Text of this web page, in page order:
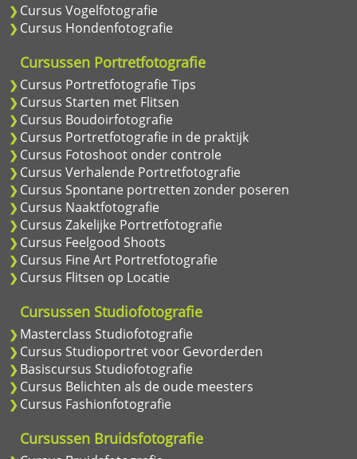
Cursus Vogelfotografie
Cursus Hondenfotografie
Cursussen Portretfotografie
Cursus Portretfotografie Tips
Cursus Starten met Flitsen
Cursus Boudoirfotografie
Cursus Portretfotografie in de praktijk
Cursus Fotoshoot onder controle
Cursus Verhalende Portretfotografie
Cursus Spontane portretten zonder poseren
Cursus Naaktfotografie
Cursus Zakelijke Portretfotografie
Cursus Feelgood Shoots
Cursus Fine Art Portretfotografie
Cursus Flitsen op Locatie
Cursussen Studiofotografie
Masterclass Studiofotografie
Cursus Studioportret voor Gevorderden
Basiscursus Studiofotografie
Cursus Belichten als de oude meesters
Cursus Fashionfotografie
Cursussen Bruidsfotografie